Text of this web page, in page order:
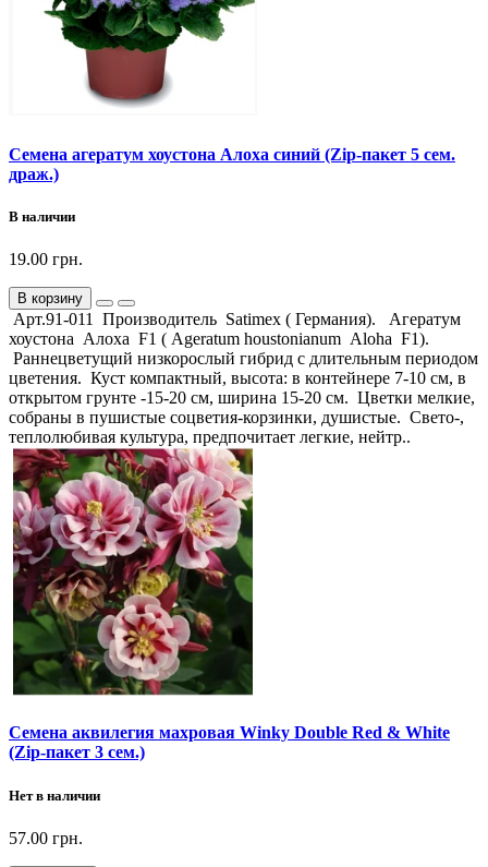
Семена агератум хоустона Алоха синий (Zip-пакет 5 сем.
драж.)
В наличии
19.00 грн.
В корзину
Арт.91-011 Производитель Satimex ( Германия). Агератум
хоустона Алоха F1 ( Ageratum houstonianum Aloha F1).
Раннецветущий низкорослый гибрид с длительным периодом
цветения. Куст компактный, высота: в контейнере 7-10 см, в
открытом грунте -15-20 см, ширина 15-20 см. Цветки мелкие,
собраны в пушистые соцветия-корзинки, душистые. Свето-,
теплолюбивая культура, предпочитает легкие, нейтр..
Семена аквилегия махровая Winky Double Red & White
(Zip-пакет 3 сем.)
Нет в наличии
57.00 грн.